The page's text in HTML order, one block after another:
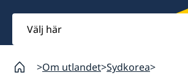
Välj
här
Om utlandet Sydkorea